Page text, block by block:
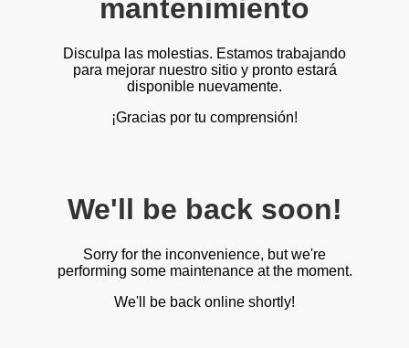
mantenimiento
Disculpa las molestias. Estamos trabajando
para mejorar nuestro sitio y pronto estará
disponible nuevamente.
¡Gracias por tu comprensión!
We'll be back soon!
Sorry for the inconvenience, but we're
performing some maintenance at the moment.
We'll be back online shortly!